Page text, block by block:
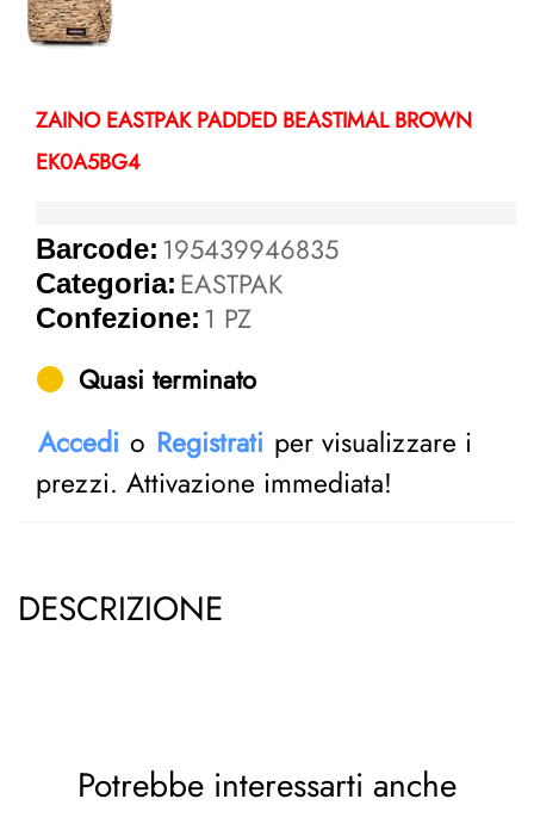
ZAINO EASTPAK PADDED BEASTIMAL BROWN
EK0A5BG4
Barcode: 195439946835
Categoria: EASTPAK
Confezione: 1 PZ
Quasi terminato
Accedi o Registrati per visualizzare i
prezzi. Attivazione immediata!
DESCRIZIONE
Potrebbe interessarti anche